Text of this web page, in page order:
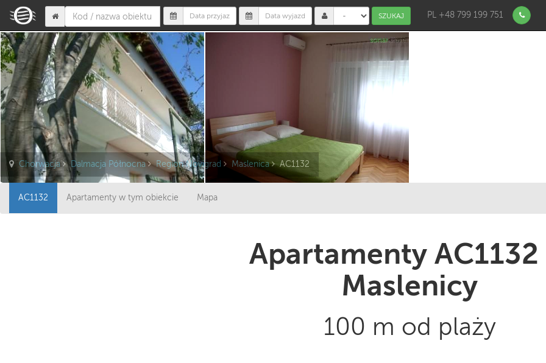
SZUKAJ PL +48 799 199 751
Chorwacja Dalmacja Północna Region Novigrad Maslenica AC1132
AC1132 Apartamenty w tym obiekcie Mapa
Apartamenty
Maslenicy
100 m od plaży